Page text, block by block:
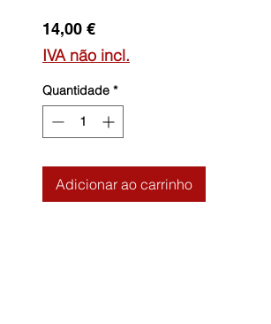
14,00 €Preço
IVA não incl.
Quantidade *
Adicionar ao carrinho